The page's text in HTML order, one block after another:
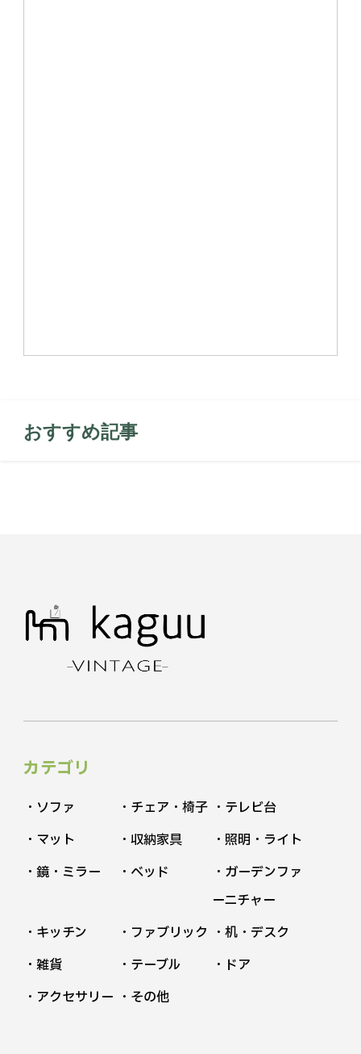
おすすめ記事
カテゴリ
・ソファ ・チェア・椅子 ・テレビ台
・マット
・収納家具
・照明・ライト
・鏡・ミラー
・ベッド
・ガーデンファ
ーニチャー
・キッチン
・ファブリック ・机・デスク
・雑貨
・テーブル
・ドア
・アクセサリー ・その他